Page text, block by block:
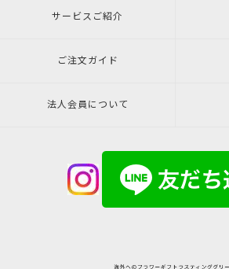
サービスご紹介
ご注文ガイド
法人会員について